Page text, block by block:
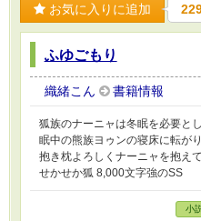
お気に入りに追加
ふゆごもり
織緒こん 書籍情報
狐族のナーニャは冬眠を必要と
眠中の熊族ヨゥンの寝床に転が
抱き枕よろしくナーニャを抱
せかせか狐 8,000文字強のSS
小